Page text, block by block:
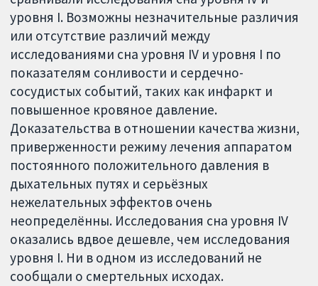
уровня I. Возможны незначительные различия
или отсутствие различий между
исследованиями сна уровня IV и уровня I по
показателям сонливости и сердечно-
сосудистых событий, таких как инфаркт и
повышенное кровяное давление.
Доказательства в отношении качества жизни,
приверженности режиму лечения аппаратом
постоянного положительного давления в
дыхательных путях и серьёзных
нежелательных эффектов очень
неопределённы. Исследования сна уровня IV
оказались вдвое дешевле, чем исследования
уровня I. Ни в одном из исследований не
сообщали о смертельных исходах.